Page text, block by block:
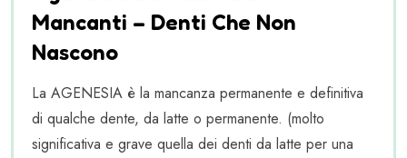
Mancanti – Denti Che Non
Nascono
La AGENESIA è la mancanza permanente e definitiva
di qualche dente, da latte o permanente. (molto
significativa e grave quella dei denti da latte per una